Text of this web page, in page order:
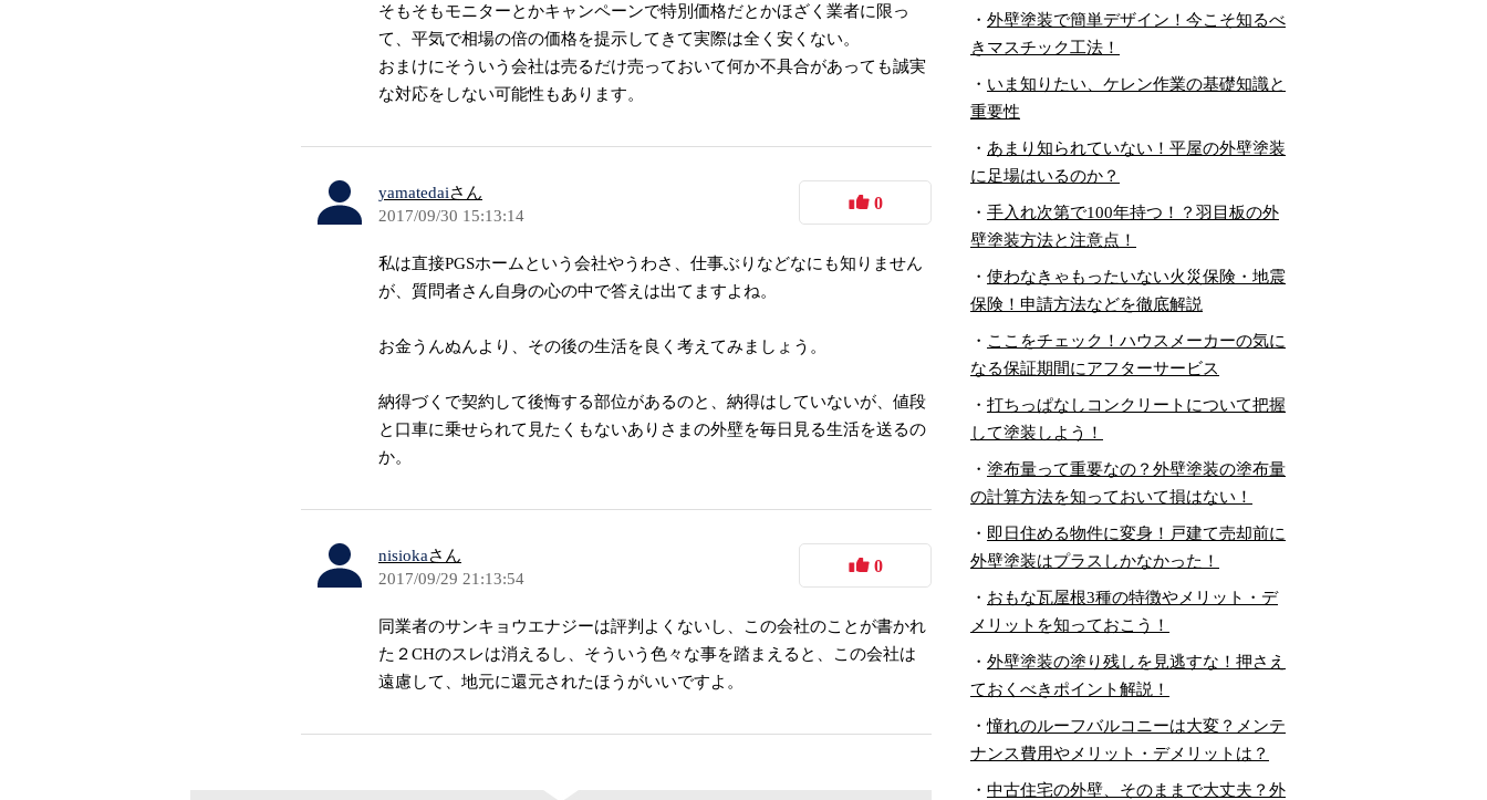
そもそもモニターとかキャンペーンで特別価格だとかほざく業者に限っ
て、平気で相場の倍の価格を提示してきて実際は全く安くない。
おまけにそういう会社は売るだけ売っておいて何か不具合があっても誠実
な対応をしない可能性もあります。
yamatedaiさん
2017/09/30 15:13:14
0
私は直接PGSホームという会社やうわさ、仕事ぶりなどなにも知りません
が、質問者さん自身の心の中で答えは出てますよね。
お金うんぬんより、その後の生活を良く考えてみましょう。
納得づくで契約して後悔する部位があるのと、納得はしていないが、値段
と口車に乗せられて見たくもないありさまの外壁を毎日見る生活を送るの
か。
nisiokaさん
2017/09/29 21:13:54
0
同業者のサンキョウエナジーは評判よくないし、この会社のことが書かれ
た２CHのスレは消えるし、そういう色々な事を踏まえると、この会社は
遠慮して、地元に還元されたほうがいいですよ。
・ 外壁塗装で簡単デザイン！今こそ知るべ
きマスチック工法！
・ いま知りたい、ケレン作業の基礎知識と
重要性
・ あまり知られていない！平屋の外壁塗装
に足場はいるのか？
・ 手入れ次第で100年持つ！？羽目板の外
壁塗装方法と注意点！
・ 使わなきゃもったいない火災保険・地震
保険！申請方法などを徹底解説
・ ここをチェック！ハウスメーカーの気に
なる保証期間にアフターサービス
・ 打ちっぱなしコンクリートについて把握
して塗装しよう！
・ 塗布量って重要なの？外壁塗装の塗布量
の計算方法を知っておいて損はない！
・ 即日住める物件に変身！戸建て売却前に
外壁塗装はプラスしかなかった！
・ おもな瓦屋根3種の特徴やメリット・デ
メリットを知っておこう！
・ 外壁塗装の塗り残しを見逃すな！押さえ
ておくべきポイント解説！
・憧れのルーフバルコニーは大変？メンテ
ナンス費用やメリット・デメリットは？
・ 中古住宅の外壁、そのままで大丈夫？外